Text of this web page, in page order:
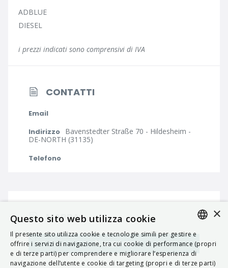
ADBLUE
DIESEL
i prezzi indicati sono comprensivi di IVA
CONTATTI
Email
Indirizzo Bavenstedter Straße 70 - Hildesheim -
DE-NORTH (31135)
Telefono
MAPPA
Navigatore ITALIAN
ENGLISH
×
Questo sito web utilizza cookie
Il presente sito utilizza cookie e tecnologie simili per gestire e
offrire i servizi di navigazione, tra cui cookie di performance (propri
e di terze parti) per comprendere e migliorare l’esperienza di
navigazione dell’utente e cookie di targeting (propri e di terze parti)